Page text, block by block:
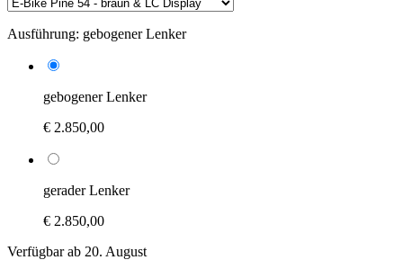
Ausführung: gebogener Lenker
gebogener Lenker
€ 2.850,00
gerader Lenker
€ 2.850,00
Verfügbar ab 20. August